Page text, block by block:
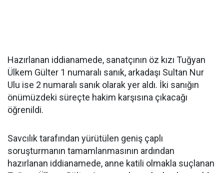
Hazırlanan iddianamede, sanatçının öz kızı Tuğyan
Ülkem Gülter 1 numaralı sanık, arkadaşı Sultan Nur
Ulu ise 2 numaralı sanık olarak yer aldı. İki sanığın
önümüzdeki süreçte hakim karşısına çıkacağı
öğrenildi.
Savcılık tarafından yürütülen geniş çaplı
soruşturmanın tamamlanmasının ardından
hazırlanan iddianamede, anne katili olmakla suçlanan